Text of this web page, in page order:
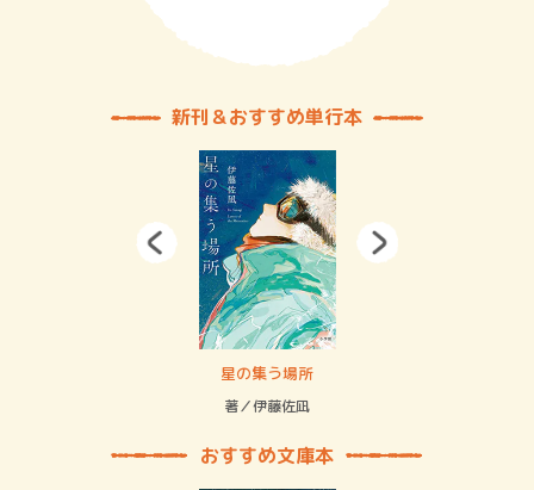
新刊＆おすすめ単行本
星の集う場所
著／伊藤佐凪
おすすめ文庫本